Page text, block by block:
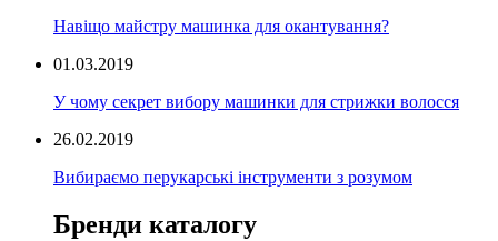
Навіщо майстру машинка для окантування?
01.03.2019
У чому секрет вибору машинки для стрижки волосся
26.02.2019
Вибираємо перукарські інструменти з розумом
Бренди каталогу